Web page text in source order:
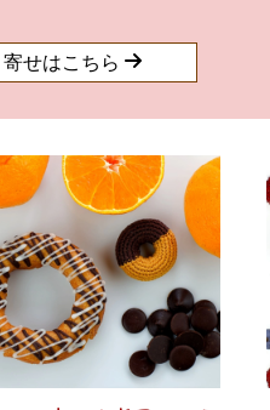
せはこちら